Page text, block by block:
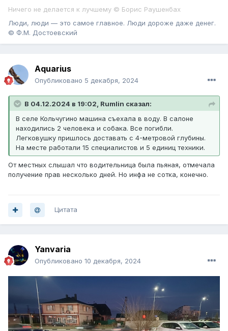
Ничего не делается к лучшему © Борис Раушенбах
Люди, люди — это самое главное. Люди дороже даже денег.
© Ф.М. Достоевский
Aquarius
Опубликовано 5 декабря, 2024
В 04.12.2024 в 19:02, Rumlin сказал:
В селе Кольчугино машина съехала в воду. В салоне
находились 2 человека и собака. Все погибли.
Легковушку пришлось доставать с 4-метровой глубины.
На месте работали 15 специалистов и 5 единиц техники.
От местных слышал что водительница была пьяная, отмечала
получение прав несколько дней. Но инфа не сотка, конечно.
Цитата
Yanvaria
Опубликовано 10 декабря, 2024